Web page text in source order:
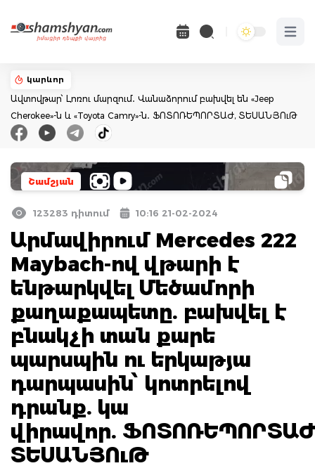
Open
կարևոր
Ավտովթար՝ Լոռու մարզում․ Վանաձորում բախվել են «Jeep
Cherokee»-ն և «Toyota Camry»-ն․ ՖՈՏՈՌԵՊՈՐՏԱԺ, ՏԵՍԱՆՅՈւԹ
Շամշյան
123283 դիտում 10:16 21-02-2024
Արմավիրում Mercedes 222
Maybach-ով վթարի է
ենթարկվել Մեծամորի
քաղաքապետը. բախվել է
բնակչի տան քարե
պարսպին ու երկաթյա
դարպասին՝ կոտրելով
դրանք. կա
վիրավոր.
ՏԵՍԱՆՅՈւԹ